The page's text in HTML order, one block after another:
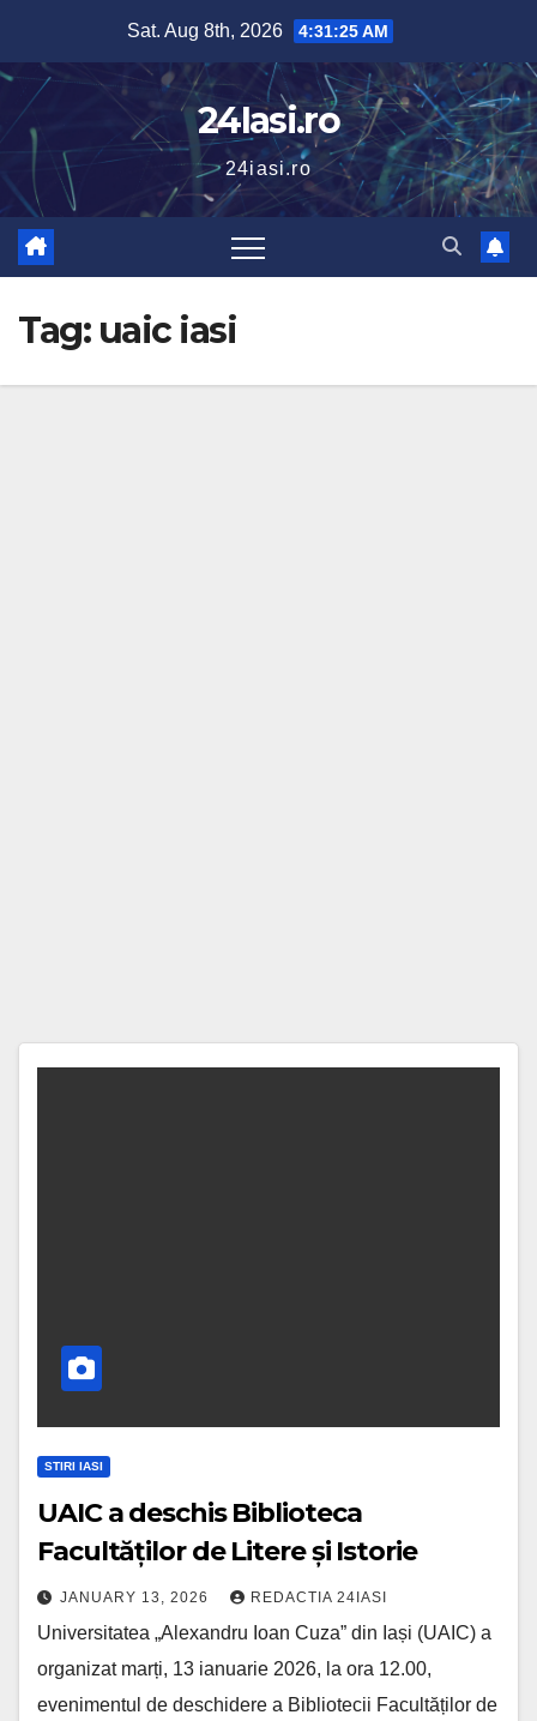
content
Sat. Aug 8th, 2026 4:31:25 AM
24Iasi.ro
24iasi.ro
Tag: uaic iasi
STIRI IASI
UAIC a deschis Biblioteca
Facultăților de Litere și Istorie
JANUARY 13, 2026 REDACTIA 24IASI
Universitatea „Alexandru Ioan Cuza” din Iași (UAIC) a
organizat marți, 13 ianuarie 2026, la ora 12.00,
evenimentul de deschidere a Bibliotecii Facultăților de